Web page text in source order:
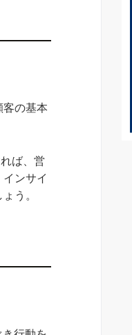
客の基本
ば、営
ンサイ
う。